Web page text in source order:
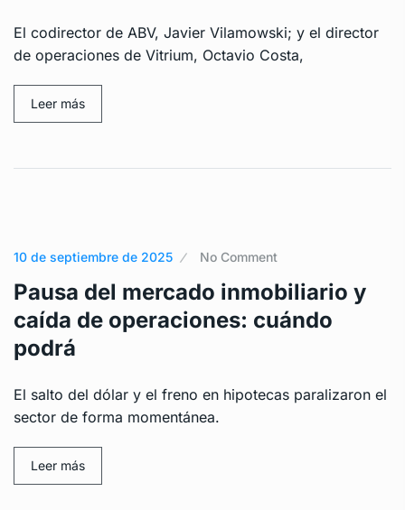
El codirector de ABV, Javier Vilamowski; y el director
de operaciones de Vitrium, Octavio Costa,
Leer más
10 de septiembre de 2025 No Comment
Pausa del mercado inmobiliario y
caída de operaciones: cuándo
podrá
El salto del dólar y el freno en hipotecas paralizaron el
sector de forma momentánea.
Leer más